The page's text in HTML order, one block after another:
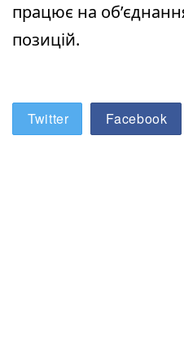
працює на
позицій.
Twitter Facebook